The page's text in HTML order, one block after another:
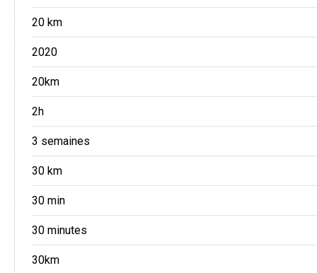
20 km
2020
20km
2h
3 semaines
30 km
30 min
30 minutes
30km